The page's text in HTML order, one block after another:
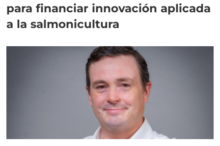
para financiar innovación aplicada
a la salmonicultura